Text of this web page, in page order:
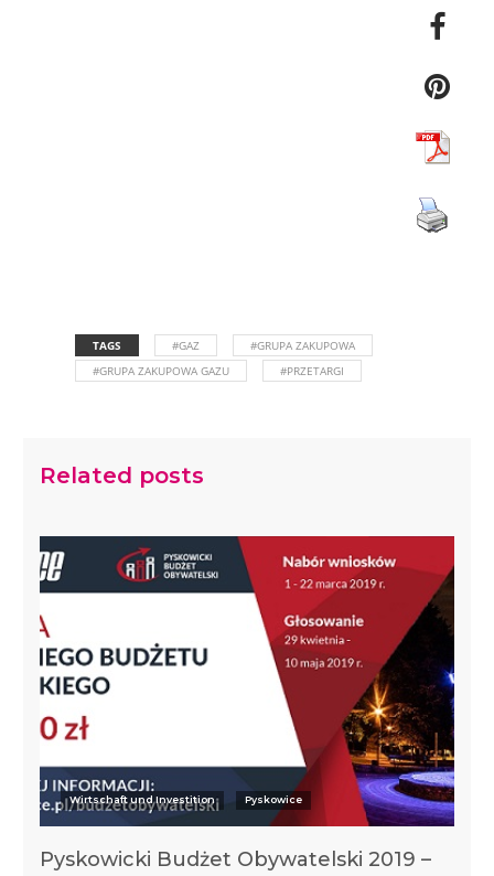
TAGS #GAZ
#GRUPA ZAKUPOWA
#GRUPA ZAKUPOWA GAZU
#PRZETARGI
Related posts
Wirtschaft und Investition Pyskowice
Pyskowicki Budżet Obywatelski 2019 –